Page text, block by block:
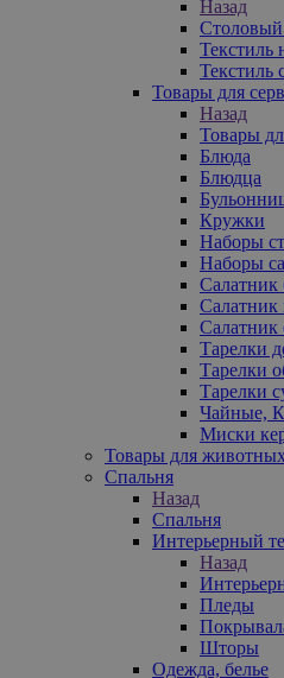
Назад
Столовый
Текстиль
Текстиль
Товары для
Назад
Товары
Блюда
Блюдца
Кружки
Наборы
Наборы
Салатник
Салатник
Салатник
Тарелки
Тарелки
Тарелки
Чайные,
Миски
Товары для животных
Спальня
Назад
Спальня
Интерьерный
Назад
Пледы
Шторы
Одежда, белье